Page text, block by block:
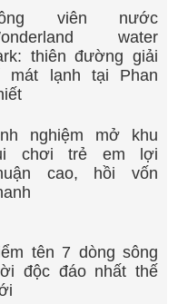
thước, số toa, màu
Lý Hoạt Động
thép, mô phỏng đầu
khóa an toàn, dung
cơ điện hoặc xăng,
viên nước
water
thiên đường giải
mát lạnh tại Phan
nghiệm mở khu
chơi trẻ em lợi
cao, hồi vốn
tên 7 dòng sông
độc đáo nhất thế